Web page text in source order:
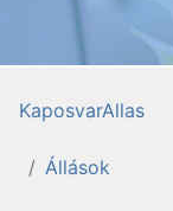
KaposvarAllas
Állások